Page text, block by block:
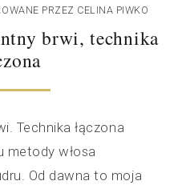
PRZEZ CELINA PIWKO
brwi, technika
Technika łączona
metody włosa
Od dawna to moja